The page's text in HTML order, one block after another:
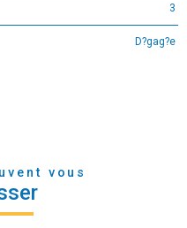
3
D?gag?e
vous